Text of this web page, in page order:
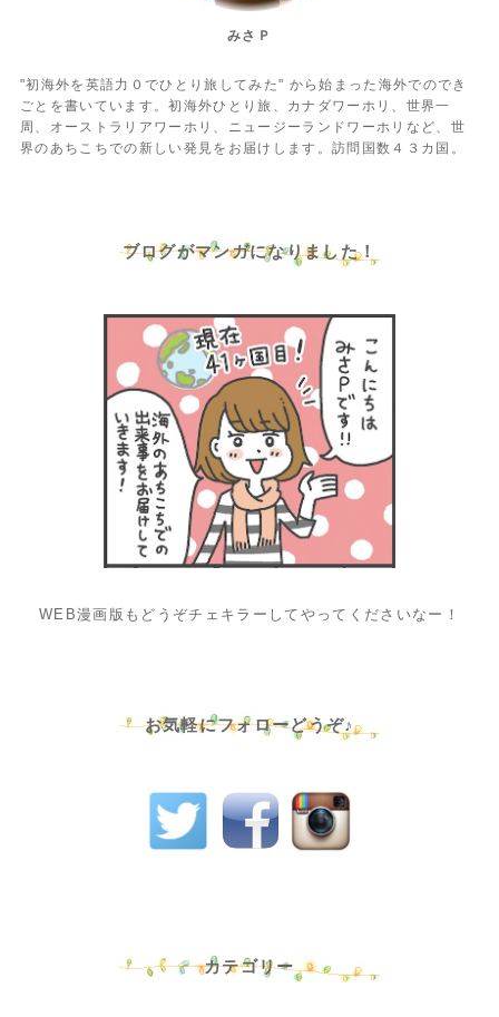
みさＰ
"初海外を英語力０でひとり旅してみた" から始まった海外でのでき
ごとを書いています。初海外ひとり旅、カナダワーホリ、世界一
周、オーストラリアワーホリ、ニュージーランドワーホリなど、世
界のあちこちでの新しい発見をお届けします。訪問国数４３カ国。
ブログがマンガになりました！
WEB漫画版もどうぞチェキラーしてやってくださいなー！
お気軽にフォローどうぞ♪
カテゴリー